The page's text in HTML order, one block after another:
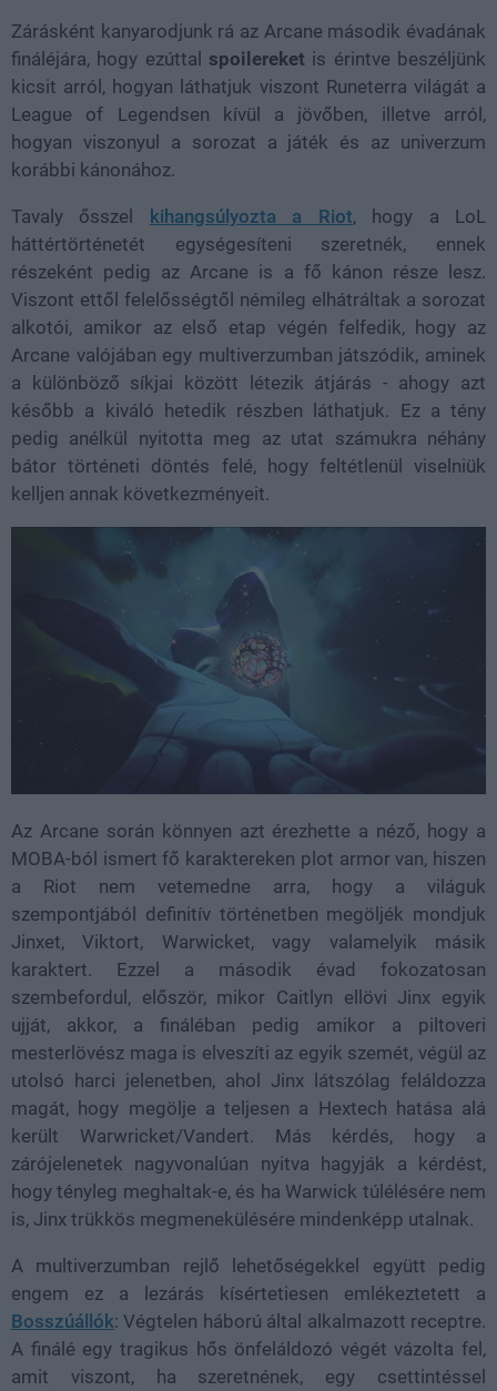
Zárásként kanyarodjunk rá az Arcane második évadának
fináléjára, hogy ezúttal spoilereket is érintve beszéljünk
kicsit arról, hogyan láthatjuk viszont Runeterra világát a
League of Legendsen kívül a jövőben, illetve arról,
hogyan viszonyul a sorozat a játék és az univerzum
korábbi kánonához.
Tavaly ősszel kihangsúlyozta a Riot, hogy a LoL
háttértörténetét egységesíteni szeretnék, ennek
részeként pedig az Arcane is a fő kánon része lesz.
Viszont ettől felelősségtől némileg elhátráltak a sorozat
alkotói, amikor az első etap végén felfedik, hogy az
Arcane valójában egy multiverzumban játszódik, aminek
a különböző síkjai között létezik átjárás - ahogy azt
később a kiváló hetedik részben láthatjuk. Ez a tény
pedig anélkül nyitotta meg az utat számukra néhány
bátor történeti döntés felé, hogy feltétlenül viselniük
kelljen annak következményeit.
Az Arcane során könnyen azt érezhette a néző, hogy a
MOBA-ból ismert fő karaktereken plot armor van, hiszen
a Riot nem vetemedne arra, hogy a világuk
szempontjából definitív történetben megöljék mondjuk
Jinxet, Viktort, Warwicket, vagy valamelyik másik
karaktert. Ezzel a második évad fokozatosan
szembefordul, először, mikor Caitlyn ellövi Jinx egyik
ujját, akkor, a fináléban pedig amikor a piltoveri
mesterlövész maga is elveszíti az egyik szemét, végül az
utolsó harci jelenetben, ahol Jinx látszólag feláldozza
magát, hogy megölje a teljesen a Hextech hatása alá
került Warwricket/Vandert. Más kérdés, hogy a
zárójelenetek nagyvonalúan nyitva hagyják a kérdést,
hogy tényleg meghaltak-e, és ha Warwick túlélésére nem
is, Jinx trükkös megmenekülésére mindenképp utalnak.
A multiverzumban rejlő lehetőségekkel együtt pedig
engem ez a lezárás kísértetiesen emlékeztetett a
Bosszúállók: Végtelen háború által alkalmazott receptre.
A finálé egy tragikus hős önfeláldozó végét vázolta fel,
amit viszont, ha szeretnének, egy csettintéssel